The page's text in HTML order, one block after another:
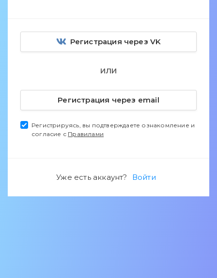
Регистрация через VK
ИЛИ
Регистрация через email
Регистрируясь, вы подтверждаете ознакомление и
согласие с Правилами
Уже есть аккаунт? Войти